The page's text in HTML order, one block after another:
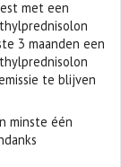
met een
3 maanden een
te blijven
minste één